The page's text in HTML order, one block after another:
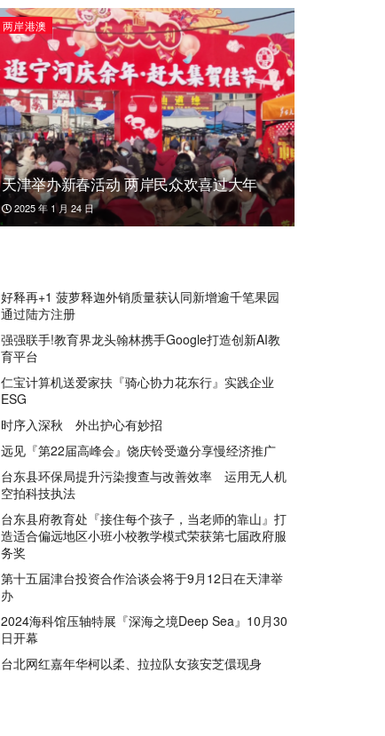
两岸港澳
天津举办新春活动 两岸民众欢喜过大年
2025 年 1 月 24 日
好释再+1 菠萝释迦外销质量获认同新增逾千笔果园
通过陆方注册
强强联手!教育界龙头翰林携手Google打造创新AI教
育平台
仁宝计算机送爱家扶『骑心协力花东行』实践企业
ESG
时序入深秋 外出护心有妙招
远见『第22届高峰会』饶庆铃受邀分享慢经济推广
台东县环保局提升污染搜查与改善效率 运用无人机
空拍科技执法
台东县府教育处『接住每个孩子，当老师的靠山』打
造适合偏远地区小班小校教学模式荣获第七届政府服
务奖
第十五届津台投资合作洽谈会将于9月12日在天津举
办
2024海科馆压轴特展『深海之境Deep Sea』10月30
日开幕
台北网红嘉年华柯以柔、拉拉队女孩安芝儇现身